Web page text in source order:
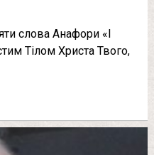
слова Анафори «І
Тілом Христа Твого,